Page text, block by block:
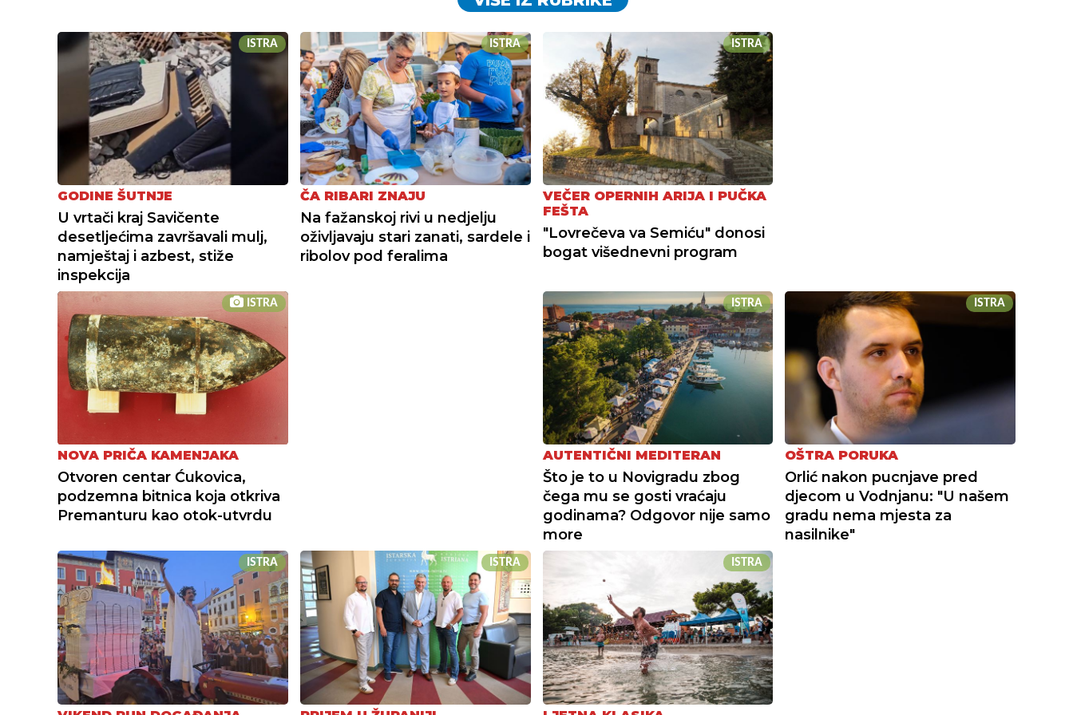
ISTRA
GODINE ŠUTNJE
U vrtači kraj Savičente
desetljećima završavali mulj,
namještaj i azbest, stiže
inspekcija
ISTRA
ČA RIBARI ZNAJU
Na fažanskoj rivi u nedjelju
oživljavaju stari zanati, sardele i
ribolov pod feralima
ISTRA
VEČER OPERNIH ARIJA I PUČKA
FEŠTA
"Lovrečeva va Semiću" donosi
bogat višednevni program
ISTRA
NOVA PRIČA KAMENJAKA
Otvoren centar Ćukovica,
podzemna bitnica koja otkriva
Premanturu kao otok-utvrdu
ISTRA
AUTENTIČNI MEDITERAN
Što je to u Novigradu zbog
čega mu se gosti vraćaju
godinama? Odgovor nije samo
more
ISTRA
OŠTRA PORUKA
Orlić nakon pucnjave pred
djecom u Vodnjanu: "U našem
gradu nema mjesta za
nasilnike"
ISTRA ISTRA ISTRA